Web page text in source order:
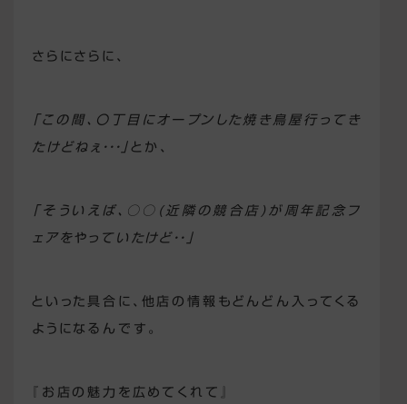
さらにさらに、
「この間、〇丁目にオープンした焼き鳥屋行ってき
たけどねぇ・・・」 とか、
「そういえば、○○(近隣の競合店)が周年記念フ
ェアをやっていたけど・・」
といった具合に、他店の情報もどんどん入ってくる
ようになるんです。
『お店の魅力を広めてくれて』